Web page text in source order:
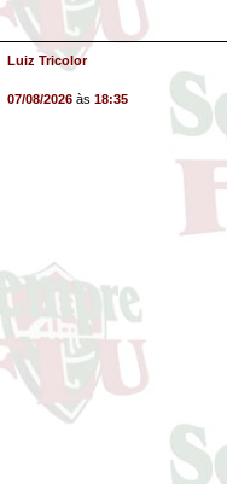
Luiz Tricolor
07/08/2026 às 18:35